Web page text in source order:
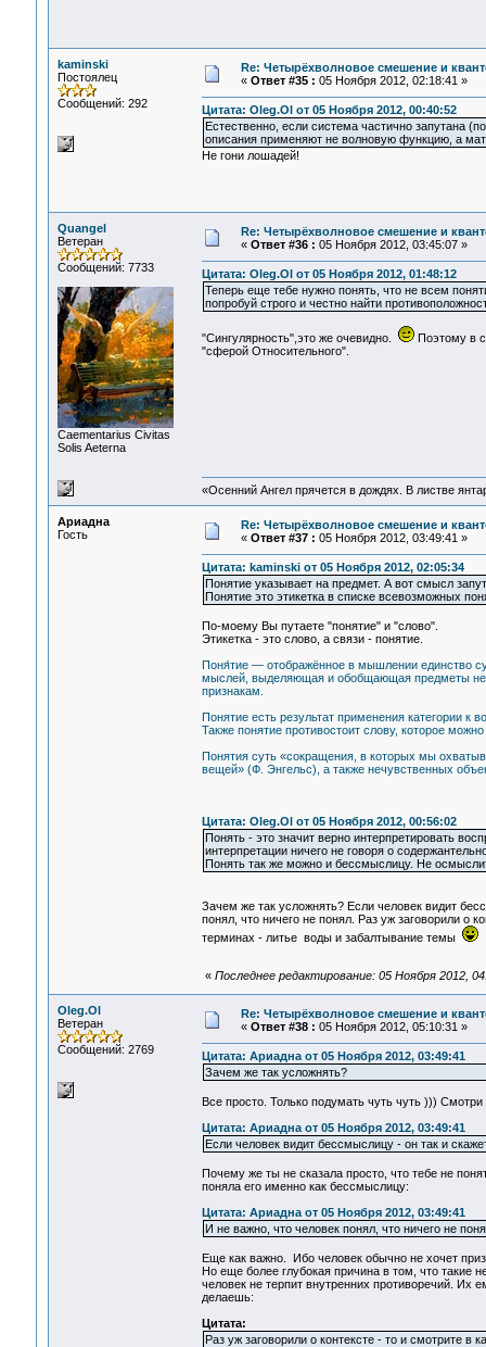
kaminski
Постоялец
Сообщений: 292
Re: Четырёхволновое смешение и
« Ответ #35 : 05 Ноября 2012, 02:18:41 »
Цитата: Oleg.Ol от 05 Ноября 2012, 00:40:52
Естественно, если система частично запутана
описания применяют не волновую функцию, а
Не гони лошадей!
Quangel
Ветеран
Сообщений: 7733
Сaementarius Civitas
Solis Aeterna
Re: Четырёхволновое смешение и
« Ответ #36 : 05 Ноября 2012, 03:45:07 »
Цитата: Oleg.Ol от 05 Ноября 2012, 01:48:12
Теперь еще тебе нужно понять, что не всем
попробуй строго и честно найти
"Сингулярность",это же очевидно.
Поэтому в
"сферой Относительного".
«Осенний Ангел прячется в дождях. В листве
Ариадна
Гость
Re: Четырёхволновое смешение и
« Ответ #37 : 05 Ноября 2012, 03:49:41 »
Цитата: kaminski от 05 Ноября 2012, 02:05:34
Понятие указывает на предмет. А вот смысл
Понятие это этикетка в списке всевозможных
По-моему Вы путаете "понятие" и "слово".
Этикетка - это слово, а связи - понятие.
Поня́тие — отображённое в мышлении единство
мыслей, выделяющая и обобщающая предметы
признакам.
Понятие есть результат применения категории к
Также понятие противостоит слову, которое можно
Понятия суть «сокращения, в которых мы
вещей» (Ф. Энгельс), а также нечувственных
Цитата: Oleg.Ol от 05 Ноября 2012, 00:56:02
Понять - это значит верно интерпретировать
интерпретации ничего не говоря о
Понять так же можно и бессмыслицу. Не
Зачем же так усложнять? Если человек видит
понял, что ничего не понял. Раз уж заговорили о
терминах - литье воды и забалтывание темы
« Последнее редактирование: 05 Ноября 2012,
Oleg.Ol
Ветеран
Сообщений: 2769
Re: Четырёхволновое смешение и
« Ответ #38 : 05 Ноября 2012, 05:10:31 »
Цитата: Ариадна от 05 Ноября 2012, 03:49:41
Зачем же так усложнять?
Все просто. Только подумать чуть чуть )))
Цитата: Ариадна от 05 Ноября 2012, 03:49:41
Если человек видит бессмыслицу - он так и
Почему же ты не сказала просто, что тебе не
поняла его именно как бессмыслицу:
Цитата: Ариадна от 05 Ноября 2012, 03:49:41
И не важно, что человек понял, что ничего не
Еще как важно. Ибо человек обычно не хочет
Но еще более глубокая причина в том, что такие
человек не терпит внутренних противоречий. Их
делаешь:
Цитата:
Раз уж заговорили о контексте - то и смотрите в